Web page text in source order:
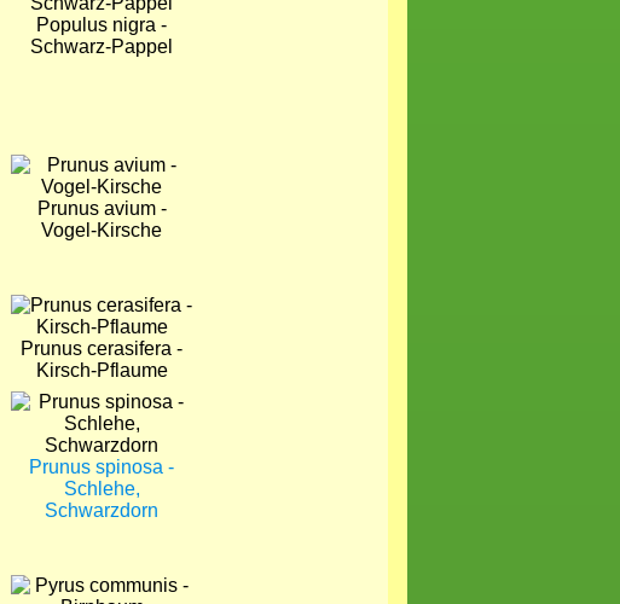
Populus nigra -
Schwarz-Pappel
Bild
Prunus avium -
Vogel-Kirsche
Bild
Prunus cerasifera -
Kirsch-Pflaume
Bild
Prunus spinosa -
Schlehe,
Schwarzdorn
Bild